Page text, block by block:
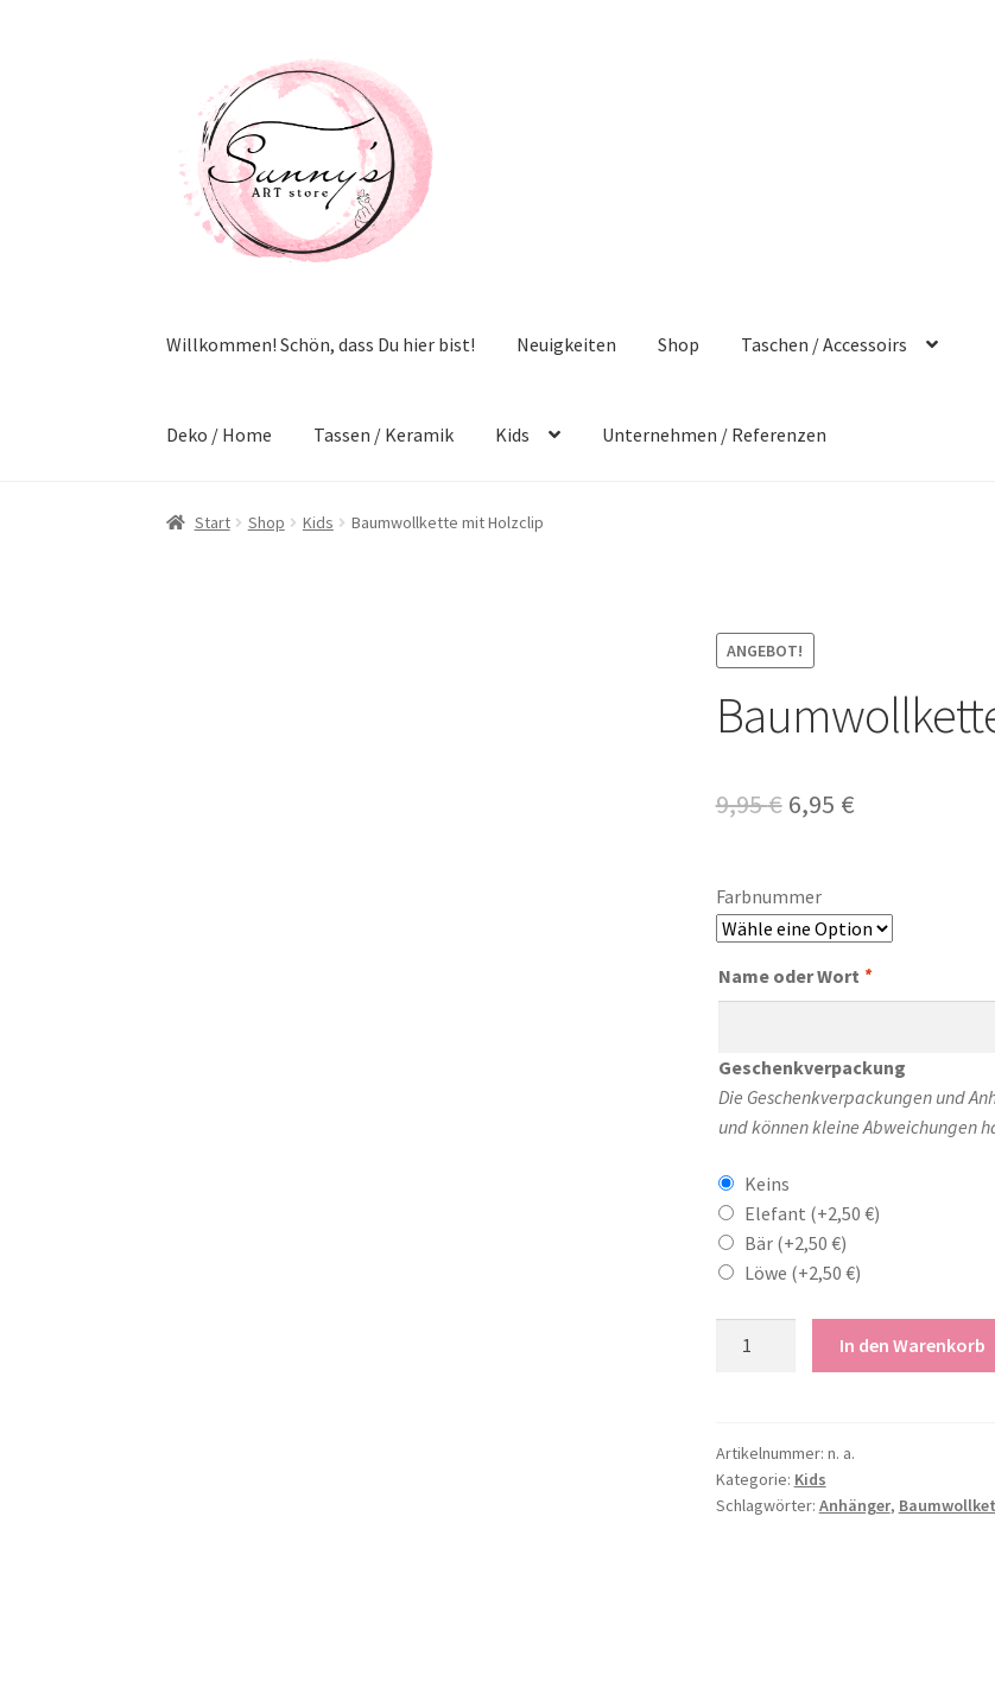
Navigation
springen
Inhalt
springen
Willkommen! Schön, dass Du hier bist! Neuigkeiten Shop Taschen / Accessoirs
Deko / Home Tassen / Keramik Kids Unternehmen / Referenzen
Start Shop Kids Baumwollkette mit Holzclip
ANGEBOT!
9,95€ Ursprünglicher
war:
9,95 €
6,95 €Aktueller
6,95 €.
Farbnummer
Name oder Wort *
Geschenkverpackung
Die Geschenkverpackungen und
und können kleine Abweichungen
Keins
Elefant (+2,50 €)
Bär (+2,50 €)
Löwe (+2,50 €)
In den Warenkorb
Artikelnummer: n. a.
Kategorie: Kids
Schlagwörter: Anhänger,